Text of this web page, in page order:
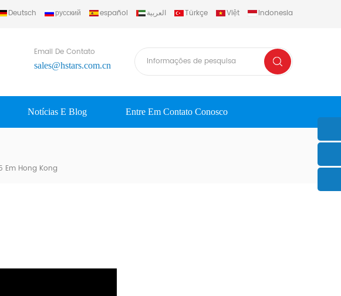
Deutsch русский español العربية Türkçe Việt Indonesia
Email De Contato
sales@hstars.com.cn
Notícias E Blog Entre Em Contato Conosco
Em Hong Kong